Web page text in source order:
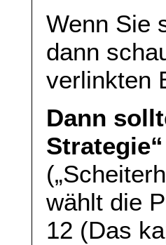
Wenn Sie
dann
verlinkten
Dann
wählt die
12 (Das